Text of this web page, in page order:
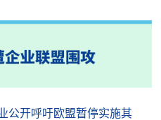
公开呼吁欧盟暂停实施其